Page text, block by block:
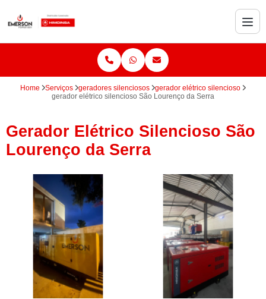
Home Serviços geradores silenciosos
gerador elétrico silencioso
gerador elétrico silencioso São Lourenço da Serra
Gerador Elétrico Silencioso São
Lourenço da Serra